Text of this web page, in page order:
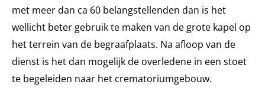
met meer dan ca 60 belangstellenden dan is het
wellicht beter gebruik te maken van de grote kapel op
het terrein van de begraafplaats. Na afloop van de
dienst is het dan mogelijk de overledene in een stoet
te begeleiden naar het crematoriumgebouw.